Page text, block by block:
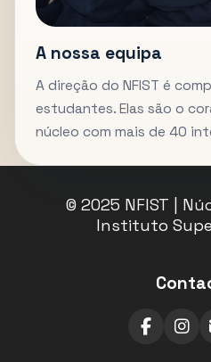
A nossa equipa
A direção do NFIST é
estudantes. Elas são o
núcleo com mais de 40
© 2025 NFIST |
Instituto